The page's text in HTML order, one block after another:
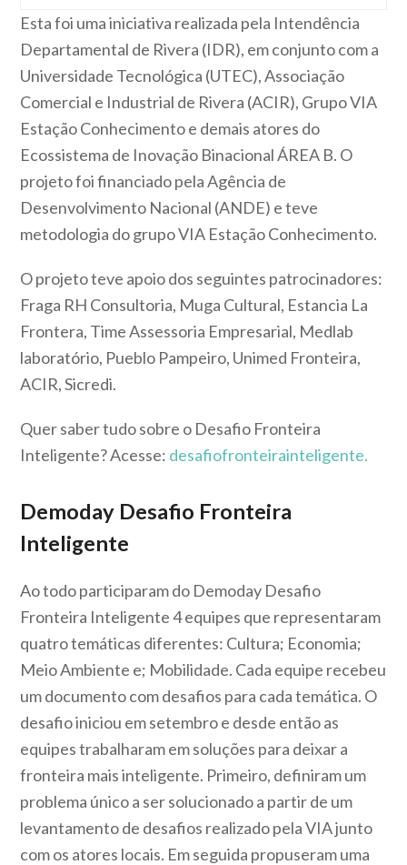
Esta foi uma iniciativa realizada pela Intendência
Departamental de Rivera (IDR), em conjunto com a
Universidade Tecnológica (UTEC), Associação
Comercial e Industrial de Rivera (ACIR), Grupo VIA
Estação Conhecimento e demais atores do
Ecossistema de Inovação Binacional ÁREA B. O
projeto foi financiado pela Agência de
Desenvolvimento Nacional (ANDE) e teve
metodologia do grupo VIA Estação Conhecimento.
O projeto teve apoio dos seguintes patrocinadores:
Fraga RH Consultoria, Muga Cultural, Estancia La
Frontera, Time Assessoria Empresarial, Medlab
laboratório, Pueblo Pampeiro, Unimed Fronteira,
ACIR, Sicredi.
Quer saber tudo sobre o Desafio Fronteira
Inteligente? Acesse: desafiofronteirainteligente.
Demoday Desafio Fronteira
Inteligente
Ao todo participaram do Demoday Desafio
Fronteira Inteligente 4 equipes que representaram
quatro temáticas diferentes: Cultura; Economia;
Meio Ambiente e; Mobilidade. Cada equipe recebeu
um documento com desafios para cada temática. O
desafio iniciou em setembro e desde então as
equipes trabalharam em soluções para deixar a
fronteira mais inteligente. Primeiro, definiram um
problema único a ser solucionado a partir de um
levantamento de desafios realizado pela VIA junto
com os atores locais. Em seguida propuseram uma